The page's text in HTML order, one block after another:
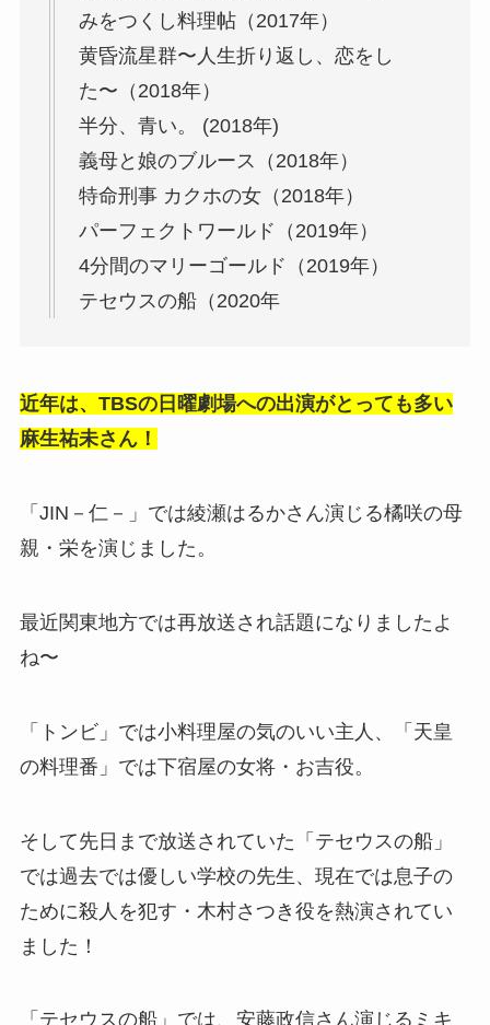
みをつくし料理帖（2017年）
黄昏流星群〜人生折り返し、恋をし
た〜（2018年）
半分、青い。 (2018年)
義母と娘のブルース（2018年）
特命刑事 カクホの女（2018年）
パーフェクトワールド（2019年）
4分間のマリーゴールド（2019年）
テセウスの船（2020年
近年は、TBSの日曜劇場への出演がとっても多い
麻生祐未さん！
「JIN－仁－」では綾瀬はるかさん演じる橘咲の母
親・栄を演じました。
最近関東地方では再放送され話題になりましたよ
ね〜
「トンビ」では小料理屋の気のいい主人、「天皇
の料理番」では下宿屋の女将・お吉役。
そして先日まで放送されていた「テセウスの船」
では過去では優しい学校の先生、現在では息子の
ために殺人を犯す・木村さつき役を熱演されてい
ました！
「テセウスの船」では、安藤政信さん演じるミキ